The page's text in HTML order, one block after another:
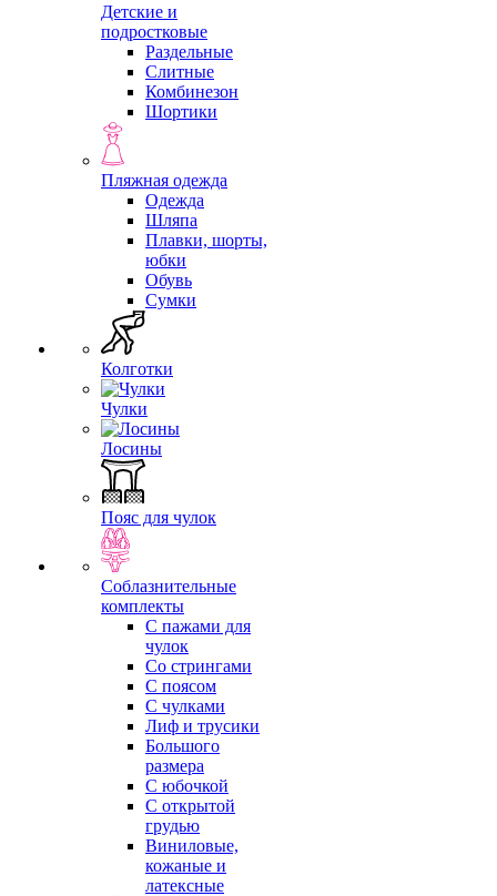
Детские и
подростковые
Раздельные
Слитные
Комбинезон
Шортики
Пляжная одежда
Одежда
Шляпа
Плавки, шорты,
юбки
Обувь
Сумки
Колготки
Чулки
Лосины
Пояс для чулок
Соблазнительные
комплекты
С пажами для
чулок
Со стрингами
С поясом
С чулками
Лиф и трусики
Большого
размера
С юбочкой
С открытой
грудью
Виниловые,
кожаные и
латексные